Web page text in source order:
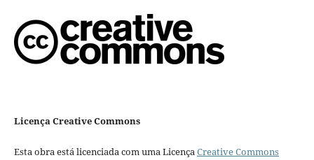
Licença Creative Commons
Esta obra está licenciada com uma LicençaCreative Commons